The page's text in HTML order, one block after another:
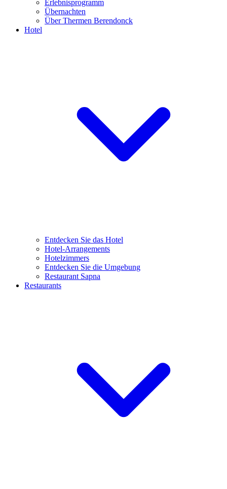
Erlebnisprogramm
Übernachten
Über Thermen Berendonck
Hotel
Entdecken Sie das Hotel
Hotel-Arrangements
Hotelzimmers
Entdecken Sie die Umgebung
Restaurant Sapna
Restaurants